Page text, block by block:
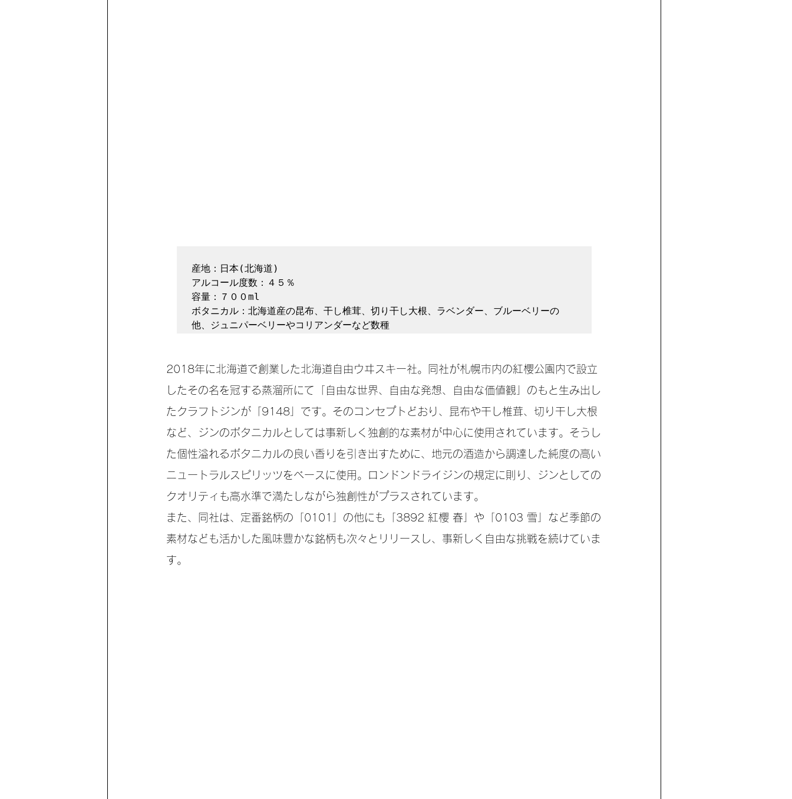
産地：日本(北海道)
アルコール度数：４５％
容量：７００ml
ボタニカル：北海道産の昆布、干し椎茸、切り干し大根、ラベンダー、ブルーベリーの
2018年に北海道で創業した北海道自由ウヰスキー社。同社が札幌市内の紅櫻公園内で設立
したその名を冠する蒸溜所にて「自由な世界、自由な発想、自由な価値観」のもと生み出し
たクラフトジンが「9148」です。そのコンセプトどおり、昆布や干し椎茸、切り干し大根
など、ジンのボタニカルとしては事新しく独創的な素材が中心に使用されています。そうし
た個性溢れるボタニカルの良い香りを引き出すために、地元の酒造から調達した純度の高い
ニュートラルスピリッツをベースに使用。ロンドンドライジンの規定に則り、ジンとしての
クオリティも高水準で満たしながら独創性がプラスされています。
また、同社は、定番銘柄の「0101」の他にも「3892 紅櫻 春」や「0103 雪」など季節の
素材なども活かした風味豊かな銘柄も次々とリリースし、事新しく自由な挑戦を続けていま
す。